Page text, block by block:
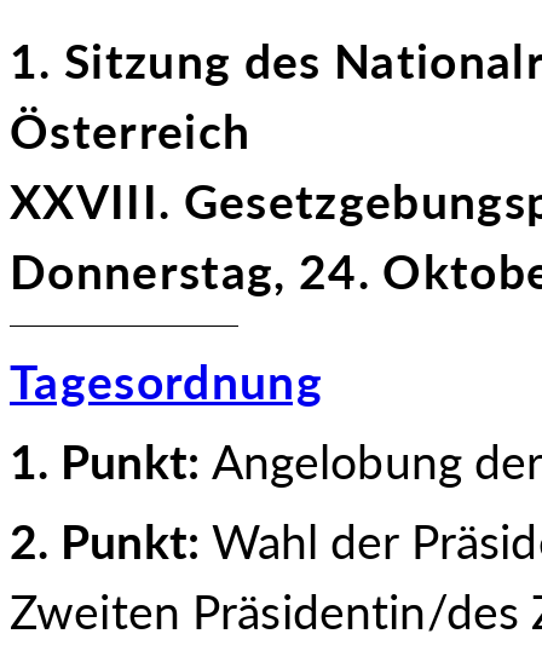
1. Sitzung des
Österreich
XXVIII.
Donnerstag, 24.
Tagesordnung
1. Punkt: Angelobung
2. Punkt: Wahl der
Zweiten Präsidentin/des